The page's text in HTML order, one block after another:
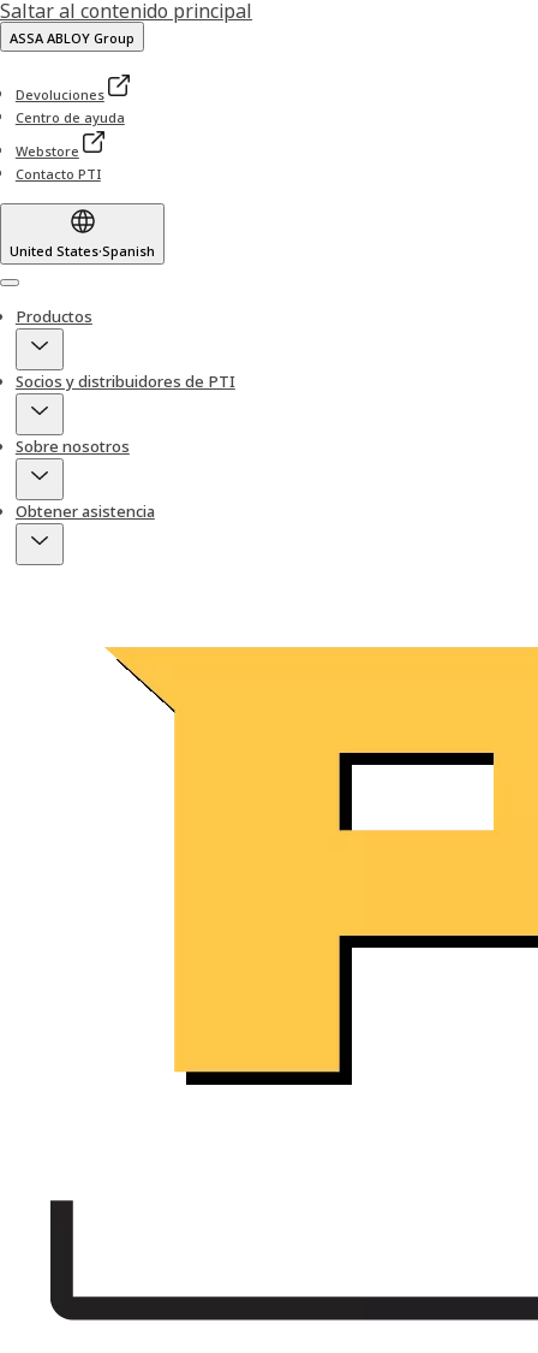
Saltar al contenido principal
ASSA ABLOY Group
Devoluciones
Centro de ayuda
Webstore
Contacto PTI
United States·Spanish
Menu
Productos
Socios y distribuidores de PTI
Sobre nosotros
Obtener asistencia